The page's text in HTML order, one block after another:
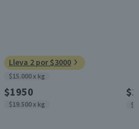
Lleva 2 por $3000
$15.000 x kg
$1950
$19.500 x kg